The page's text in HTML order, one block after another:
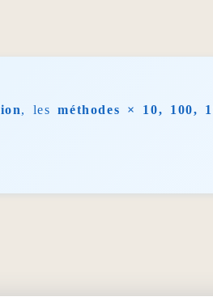
, lesméthodes × 10, 100,